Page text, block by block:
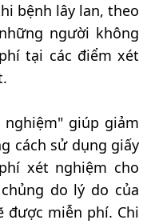
bệnh lây lan, theo
người không
tại các điểm xét
giúp giảm
cách sử dụng giấy
xét nghiệm cho
do lý do của
được miễn phí. Chi